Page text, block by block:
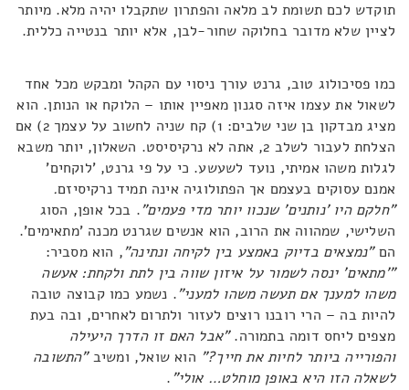
תוקדש לכם תשומת לב מלאה והפתרון שתקבלו יהיה מלא. מיותר
לציין שלא מדובר בחלוקה שחור-לבן, אלא יותר בנטייה כללית.
כמו פסיכולוג טוב, גרנט עורך ניסוי עם הקהל ומבקש מכל אחד
לשאול את עצמו איזה סגנון מאפיין אותו – הלוקח או הנותן. הוא
מציג מבדקון בן שני שלבים: 1) קח שניה לחשוב על עצמך 2) אם
הצלחת לעבור לשלב 2, אתה לא נרקיסיסט. השאלון, יותר משבא
לגלות משהו אמיתי, נועד לשעשע. כי על פי גרנט, 'לוקחים'
אמנם עסוקים בעצמם אך הפתולוגיה אינה תמיד נרקיסיזם.
"חלקם היו 'נותנים' שנכוו יותר מדי פעמים". בכל אופן, הסוג
השלישי, שמהווה את הרוב, הוא אנשים שגרנט מכנה 'מתאימים'.
הם"נמצאים בדיוק באמצע בין לקיחה ונתינה", הוא מסביר:
"'מתאים' ינסה לשמור על איזון שווה בין לתת ולקחת: אעשה
משהו למענך אם תעשה משהו למעני". נשמע כמו קבוצה טובה
להיות בה – הרי רובנו רוצים לעזור ולתרום לאחרים, ובה בעת
מצפים ליחס דומה בתמורה."אבל האם זו הדרך היעילה
והפורייה ביותר לחיות את חייך?" הוא שואל, ומשיב"התשובה
לשאלה הזו היא באופן מוחלט… אולי".